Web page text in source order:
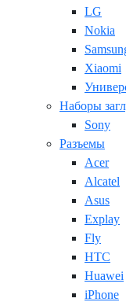
LG
Nokia
Xiaomi
Наборы
Sony
Разъемы
Acer
Alcatel
Asus
Explay
Fly
HTC
Huawei
iPhone